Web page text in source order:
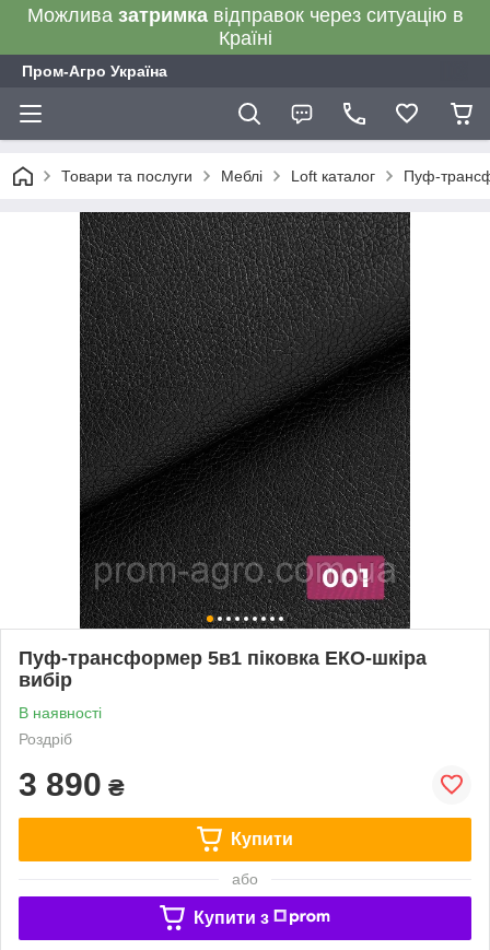
Можлива затримкавідправок через ситуацію в
Країні
Пром-Агро Україна
Товари та послуги Меблі Loft каталог Пуф-
Пуф-трансформер 5в1 піковка ЕКО-шкіра
вибір
В наявності
Роздріб
3 890 ₴
Купити
або
Купити з